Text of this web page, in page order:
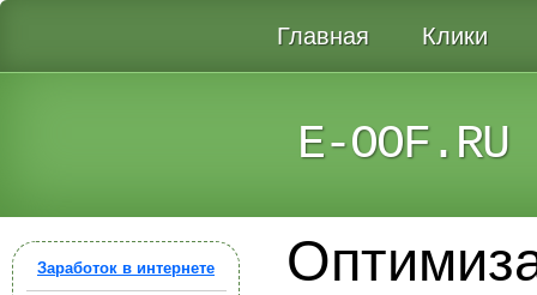
Главная Клики
E-OOF.RU
Заработок в интернете